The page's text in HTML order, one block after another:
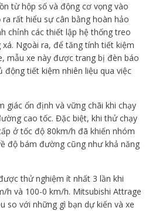
từ hộp số và động cơ vọng vào
rất hiểu sự cân bằng hoàn hảo
chỉnh các thiết lập hệ thống treo
Ngoài ra, để tăng tính tiết kiệm
mẫu xe này được trang bị đèn báo
động tiết kiệm nhiên liệu qua việc
giác ổn định và vững chãi khi chạy
cao tốc. Đặc biệt, khi thử chạy
ở tốc độ 80km/h đã khiến nhóm
độ bám đường cũng như khả năng
thử nghiệm ít nhất 3 lần khi
h và 100-0 km/h. Mitsubishi Attrage
so với những gì bạn dự kiến và xe